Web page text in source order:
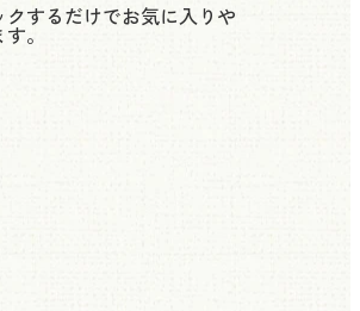
するだけでお気に入りや
。